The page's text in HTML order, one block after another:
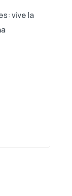
vive la